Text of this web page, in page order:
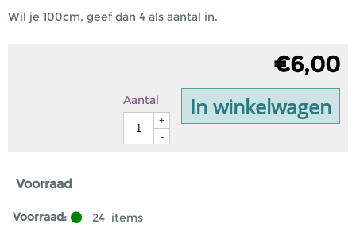
Wil je 100cm, geef dan 4 als aantal in.
€6,00
Aantal
+
-
In winkelwagen
Voorraad
Voorraad: 24 items